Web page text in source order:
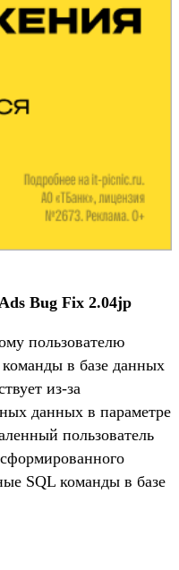
Bug Fix 2.04jp
пользователю
в базе данных
из-за
данных в параметре
пользователь
SQL команды в базе